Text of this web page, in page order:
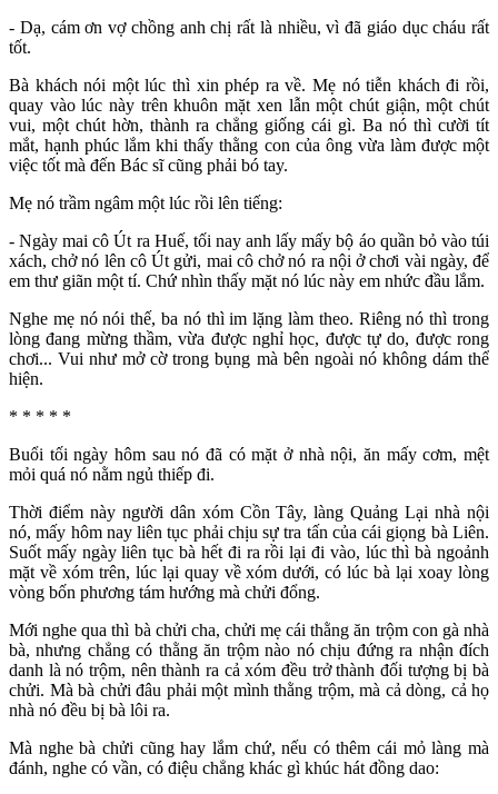
- Dạ, cám ơn vợ chồng anh chị rất là nhiều, vì đã giáo dục cháu rất
tốt.
Bà khách nói một lúc thì xin phép ra về. Mẹ nó tiễn khách đi rồi,
quay vào lúc này trên khuôn mặt xen lẫn một chút giận, một chút
vui, một chút hờn, thành ra chẳng giống cái gì. Ba nó thì cười tít
mắt, hạnh phúc lắm khi thấy thằng con của ông vừa làm được một
việc tốt mà đến Bác sĩ cũng phải bó tay.
Mẹ nó trầm ngâm một lúc rồi lên tiếng:
- Ngày mai cô Út ra Huế, tối nay anh lấy mấy bộ áo quần bỏ vào túi
xách, chở nó lên cô Út gửi, mai cô chở nó ra nội ở chơi vài ngày, để
em thư giãn một tí. Chứ nhìn thấy mặt nó lúc này em nhức đầu lắm.
Nghe mẹ nó nói thế, ba nó thì im lặng làm theo. Riêng nó thì trong
lòng đang mừng thầm, vừa được nghỉ học, được tự do, được rong
chơi... Vui như mở cờ trong bụng mà bên ngoài nó không dám thể
hiện.
* * * * *
Buổi tối ngày hôm sau nó đã có mặt ở nhà nội, ăn mấy cơm, mệt
mỏi quá nó nằm ngủ thiếp đi.
Thời điểm này người dân xóm Cồn Tây, làng Quảng Lại nhà nội
nó, mấy hôm nay liên tục phải chịu sự tra tấn của cái giọng bà Liên.
Suốt mấy ngày liên tục bà hết đi ra rồi lại đi vào, lúc thì bà ngoảnh
mặt về xóm trên, lúc lại quay về xóm dưới, có lúc bà lại xoay lòng
vòng bốn phương tám hướng mà chửi đổng.
Mới nghe qua thì bà chửi cha, chửi mẹ cái thằng ăn trộm con gà nhà
bà, nhưng chẳng có thằng ăn trộm nào nó chịu đứng ra nhận đích
danh là nó trộm, nên thành ra cả xóm đều trở thành đối tượng bị bà
chửi. Mà bà chửi đâu phải một mình thằng trộm, mà cả dòng, cả họ
nhà nó đều bị bà lôi ra.
Mà nghe bà chửi cũng hay lắm chứ, nếu có thêm cái mỏ làng mà
đánh, nghe có vần, có điệu chẳng khác gì khúc hát đồng dao: